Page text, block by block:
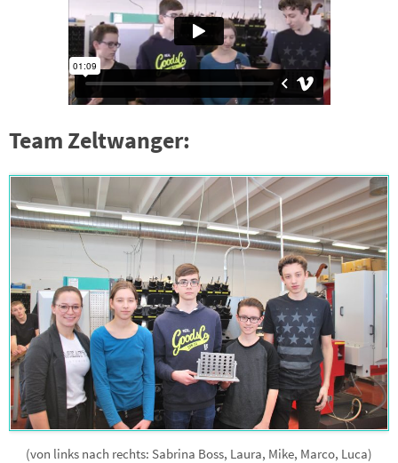
Team Zeltwanger:
(von links nach rechts: Sabrina Boss, Laura, Mike, Marco, Luca)